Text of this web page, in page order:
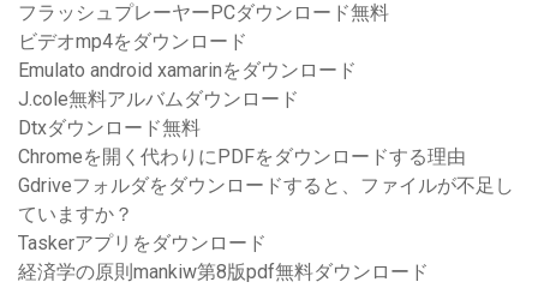
フラッシュプレーヤーPCダウンロード無料
ビデオmp4をダウンロード
Emulato android xamarinをダウンロード
J.cole無料アルバムダウンロード
Dtxダウンロード無料
Chromeを開く代わりにPDFをダウンロードする理由
Gdriveフォルダをダウンロードすると、ファイルが不足し
ていますか？
Taskerアプリをダウンロード
経済学の原則mankiw第8版pdf無料ダウンロード